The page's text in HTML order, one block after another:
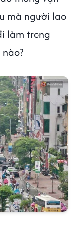
mà người lao
làm trong